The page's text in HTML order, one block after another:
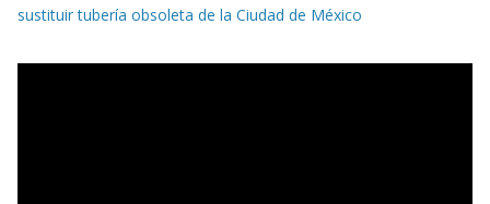
sustituir tubería obsoleta de la Ciudad de México